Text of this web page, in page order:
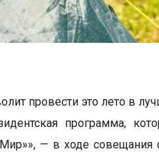
провести это лето в
программа,
— в ходе совещания